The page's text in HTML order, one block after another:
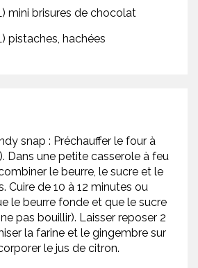
mini brisures de chocolat
pistaches, hachées
snap : Préchauffer le four à
Dans une petite casserole à feu
le beurre, le sucre et le
Cuire de 10 à 12 minutes ou
le beurre fonde et que le sucre
pas bouillir). Laisser reposer 2
la farine et le gingembre sur
le jus de citron.